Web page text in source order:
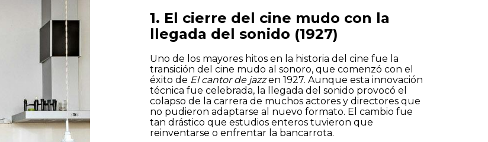
Política de privacidad
Enviar
1. El cierre del cine mudo con la
llegada del sonido (1927)
Uno de los mayores hitos en la historia del cine fue la
transición del cine mudo al sonoro, que comenzó con el
éxito de El cantor de jazzen 1927. Aunque esta innovación
técnica fue celebrada, la llegada del sonido provocó el
colapso de la carrera de muchos actores y directores que
no pudieron adaptarse al nuevo formato. El cambio fue
tan drástico que estudios enteros tuvieron que
reinventarse o enfrentar la bancarrota.